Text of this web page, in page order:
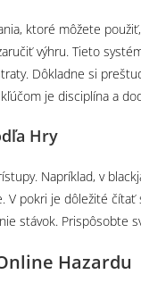
ktoré môžete
výhru. Tieto
Dôkladne si
je disciplína a
Hry
Napríklad, v
V pokri je dôležité
stávok. Prispôsobte
Hazardu